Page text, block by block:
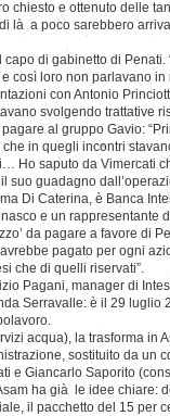
chiesto e ottenuto delle
là a poco sarebbero
di gabinetto di Penati.
così loro non parlavano
con Antonio
svolgendo trattative
al gruppo Gavio:
in quegli incontri
Ho saputo da Vimercati
suo guadagno
Di Caterina, è Banca
e un rappresentante
da pagare a favore di
pagato per ogni
che di quelli riservati”.
Pagani, manager di
Serravalle: è il 29 luglio
acqua), la trasforma in
sostituito da un
e Giancarlo Saporito
ha già le idee chiare:
il pacchetto del 15 per